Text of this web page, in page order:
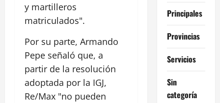
y martilleros
matriculados".
Por su parte, Armando
Pepe señaló que, a
partir de la resolución
adoptada por la IGJ,
Re/Max "no pueden
Principales
Provincias
Servicios
Sin
categoría